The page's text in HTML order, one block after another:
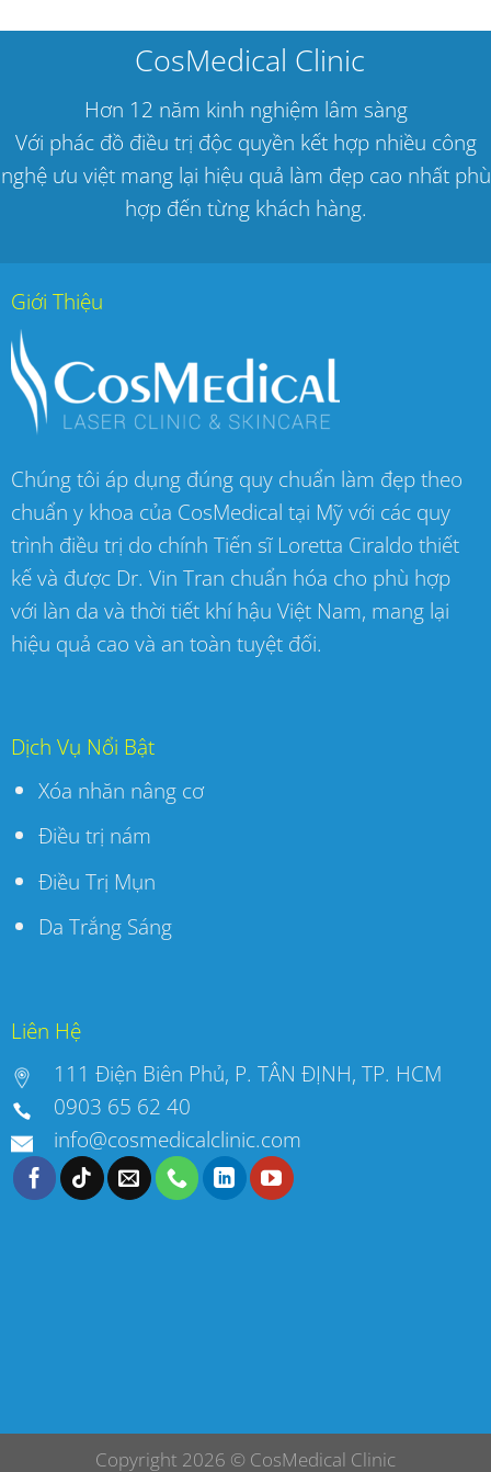
CosMedical Clinic
Hơn 12 năm kinh nghiệm lâm sàng
Với phác đồ điều trị độc quyền kết hợp nhiều công
nghệ ưu việt mang lại hiệu quả làm đẹp cao nhất phù
hợp đến từng khách hàng.
Giới Thiệu
Chúng tôi áp dụng đúng quy chuẩn làm đẹp theo
chuẩn y khoa của CosMedical tại Mỹ với các quy
trình điều trị do chính Tiến sĩ Loretta Ciraldo thiết
kế và được Dr. Vin Tran chuẩn hóa cho phù hợp
với làn da và thời tiết khí hậu Việt Nam, mang lại
hiệu quả cao và an toàn tuyệt đối.
Dịch Vụ Nổi Bật
Xóa nhăn nâng cơ
Điều trị nám
Điều Trị Mụn
Da Trắng Sáng
Liên Hệ
111 Điện Biên Phủ, P. TÂN ĐỊNH, TP. HCM
0903 65 62 40
info@cosmedicalclinic.com
Copyright 2026 © CosMedical Clinic